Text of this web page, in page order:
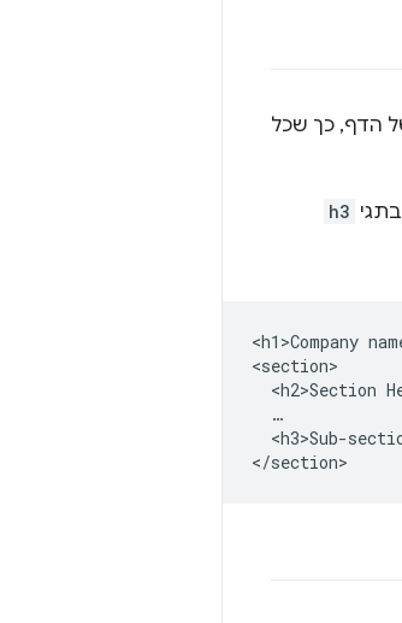
הדף, כך שכל
h3
<h1>Company
<section>
<h2>Section
  …
<h3>Sub-